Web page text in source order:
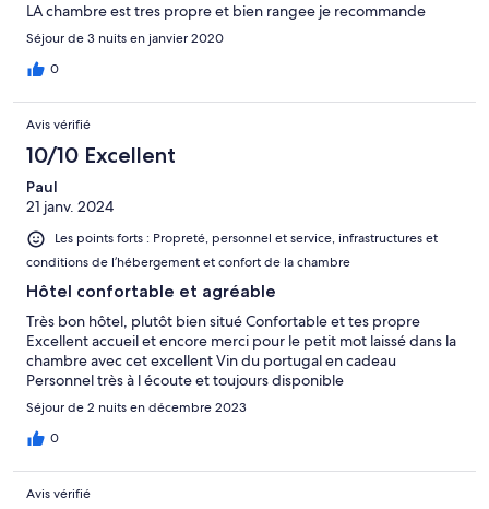
LA chambre est tres propre et bien rangee je recommande
Séjour de 3 nuits en janvier 2020
0
Avis vérifié
10/10 Excellent
Paul
21 janv. 2024
Les points forts : Propreté, personnel et service, infrastructures et
conditions de l’hébergement et confort de la chambre
Hôtel confortable et agréable
Très bon hôtel, plutôt bien situé Confortable et tes propre
Excellent accueil et encore merci pour le petit mot laissé dans la
chambre avec cet excellent Vin du portugal en cadeau
Personnel très à l écoute et toujours disponible
Séjour de 2 nuits en décembre 2023
0
Avis vérifié